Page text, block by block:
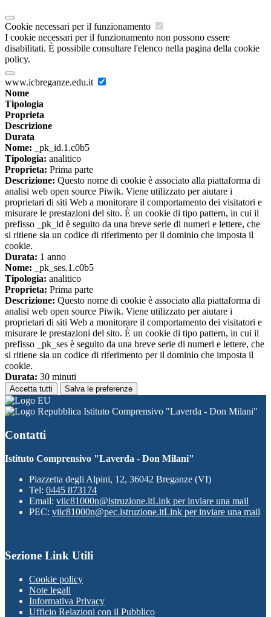
Cookie necessari per il funzionamento
I cookie necessari per il funzionamento non possono essere
disabilitati. È possibile consultare l'elenco nella pagina della cookie
policy.
www.icbreganze.edu.it
Nome
Tipologia
Proprieta
Descrizione
Durata
Nome: _pk_id.1.c0b5
Tipologia: analitico
Proprieta: Prima parte
Descrizione: Questo nome di cookie è associato alla piattaforma di
analisi web open source Piwik. Viene utilizzato per aiutare i
proprietari di siti Web a monitorare il comportamento dei visitatori e
misurare le prestazioni del sito. È un cookie di tipo pattern, in cui il
prefisso _pk_id è seguito da una breve serie di numeri e lettere, che
si ritiene sia un codice di riferimento per il dominio che imposta il
cookie.
Durata: 1 anno
Nome: _pk_ses.1.c0b5
Tipologia: analitico
Proprieta: Prima parte
Descrizione: Questo nome di cookie è associato alla piattaforma di
analisi web open source Piwik. Viene utilizzato per aiutare i
proprietari di siti Web a monitorare il comportamento dei visitatori e
misurare le prestazioni del sito. È un cookie di tipo pattern, in cui il
prefisso _pk_ses è seguito da una breve serie di numeri e lettere, che
si ritiene sia un codice di riferimento per il dominio che imposta il
cookie.
Durata: 30 minuti
Accetta tutti Salva le preferenze
Istituto Comprensivo "Laverda - Don Milani"
Contatti
Istituto Comprensivo "Laverda - Don Milani"
Piazzetta degli Alpini, 12, 36042 Breganze (VI)
Tel: 0445 873174
Email: viic81000n@istruzione.itLink per inviare una mail
PEC: viic81000n@pec.istruzione.itLink per inviare una mail
Sezione Link Utili
Cookie policy
Note legali
Informativa Privacy
Ufficio Relazioni con il Pubblico